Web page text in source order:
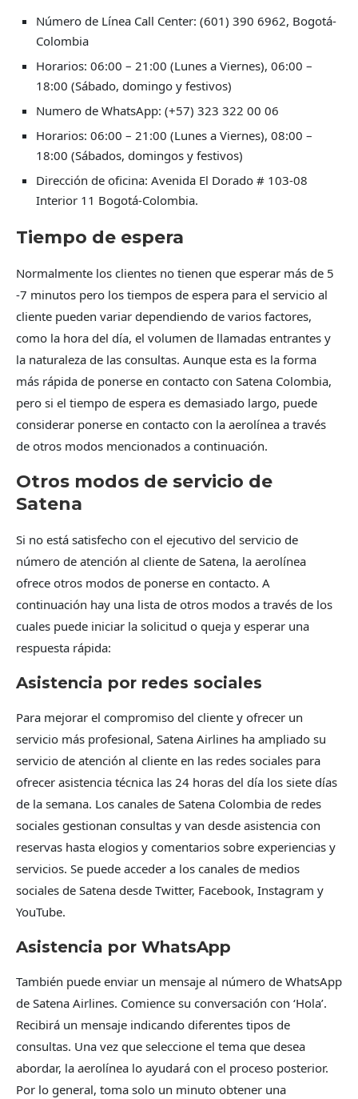
Número de Línea Call Center: (601) 390 6962, Bogotá-
Colombia
Horarios: 06:00 – 21:00 (Lunes a Viernes), 06:00 –
18:00 (Sábado, domingo y festivos)
Numero de WhatsApp: (+57) 323 322 00 06
Horarios: 06:00 – 21:00 (Lunes a Viernes), 08:00 –
18:00 (Sábados, domingos y festivos)
Dirección de oficina: Avenida El Dorado # 103-08
Interior 11 Bogotá-Colombia.
Tiempo de espera
Normalmente los clientes no tienen que esperar más de 5
-7 minutos pero los tiempos de espera para el servicio al
cliente pueden variar dependiendo de varios factores,
como la hora del día, el volumen de llamadas entrantes y
la naturaleza de las consultas. Aunque esta es la forma
más rápida de ponerse en contacto con Satena Colombia,
pero si el tiempo de espera es demasiado largo, puede
considerar ponerse en contacto con la aerolínea a través
de otros modos mencionados a continuación.
Otros modos de servicio de
Satena
Si no está satisfecho con el ejecutivo del servicio de
número de atención al cliente de Satena, la aerolínea
ofrece otros modos de ponerse en contacto. A
continuación hay una lista de otros modos a través de los
cuales puede iniciar la solicitud o queja y esperar una
respuesta rápida:
Asistencia por redes sociales
Para mejorar el compromiso del cliente y ofrecer un
servicio más profesional, Satena Airlines ha ampliado su
servicio de atención al cliente en las redes sociales para
ofrecer asistencia técnica las 24 horas del día los siete días
de la semana. Los canales de Satena Colombia de redes
sociales gestionan consultas y van desde asistencia con
reservas hasta elogios y comentarios sobre experiencias y
servicios. Se puede acceder a los canales de medios
sociales de Satena desde Twitter, Facebook, Instagram y
YouTube.
Asistencia por WhatsApp
También puede enviar un mensaje al número de WhatsApp
de Satena Airlines. Comience su conversación con ‘Hola’.
Recibirá un mensaje indicando diferentes tipos de
consultas. Una vez que seleccione el tema que desea
abordar, la aerolínea lo ayudará con el proceso posterior.
Por lo general, toma solo un minuto obtener una